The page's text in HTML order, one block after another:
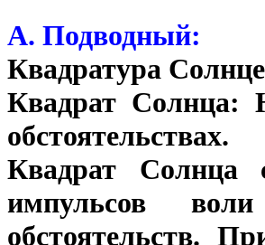
А. Подводный:
Квадратура
Квадрат Солнца:
обстоятельствах.
Квадрат Солнца
импульсов
обстоятельств.